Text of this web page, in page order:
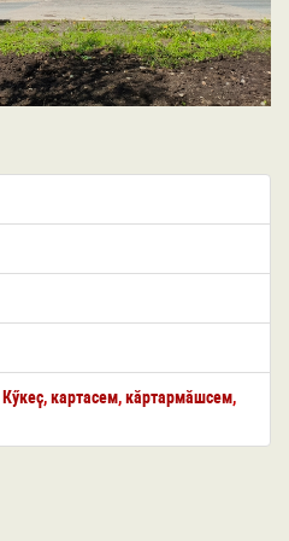
Кӳкеҫ,картасем,кӑртармӑшсем,